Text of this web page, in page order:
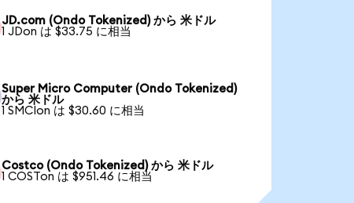
JD.com (Ondo Tokenized) から 米ドル
1 JDon は $33.75 に相当
Super Micro Computer (Ondo Tokenized)
から 米ドル
1 SMCIon は $30.60 に相当
Costco (Ondo Tokenized) から 米ドル
1 COSTon は $951.46 に相当